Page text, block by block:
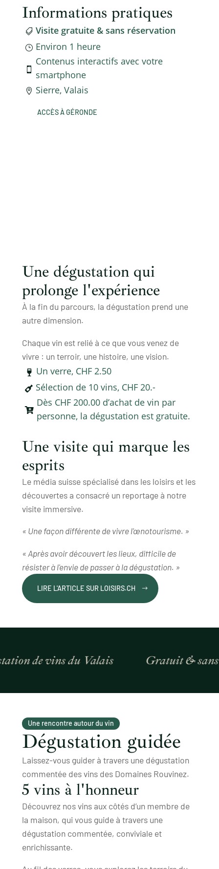
Informations pratiques
 Visite gratuite & sans réservation
} Environ 1 heure

Contenus interactifs avec votre
smartphone
 Sierre, Valais
ACCÈS À GÉRONDE
Une dégustation qui
prolonge l'expérience
À la fin du parcours, la dégustation prend une
autre dimension.
Chaque vin est relié à ce que vous venez de
vivre : un terroir, une histoire, une vision.
 Un verre, CHF 2.50
 Sélection de 10 vins, CHF 20.-

Dès CHF 200.00 d’achat de vin par
personne, la dégustation est gratuite.
Une visite qui marque les
esprits
Le média suisse spécialisé dans les loisirs et les
découvertes a consacré un reportage à notre
visite immersive.
« Une façon différente de vivre l'œnotourisme. »
« Après avoir découvert les lieux, difficile de
résister à l'envie de passer à la dégustation. »
LIRE L'ARTICLE SUR LOISIRS.CH
de vins du Valais Gratuit & sans
Une rencontre autour du vin
Dégustation guidée
Laissez-vous guider à travers une dégustation
commentée des vins des Domaines Rouvinez.
5 vins à l'honneur
Découvrez nos vins aux côtés d’un membre de
la maison, qui vous guide à travers une
dégustation commentée, conviviale et
enrichissante.